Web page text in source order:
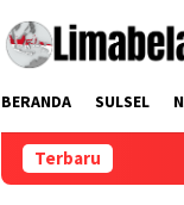
BERANDA SULSEL
Terbaru Lewat